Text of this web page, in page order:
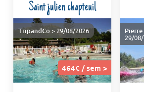
Saint julien chapteuil
464€ / sem >
TripandCo> 29/08/2026 Pierre
29/